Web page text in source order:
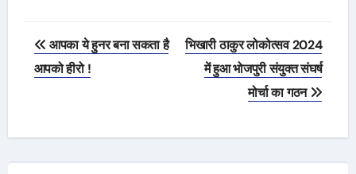
Post
navigation
आपका ये हुनर बना सकता है
आपको हीरो !
भिखारी ठाकुर लोकोत्सव 2024
में हुआ भोजपुरी संयुक्त संघर्ष
मोर्चा का गठन